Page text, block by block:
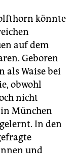
könnte
auf dem
Geboren
als Waise bei
obwohl
nicht
München
In den
und